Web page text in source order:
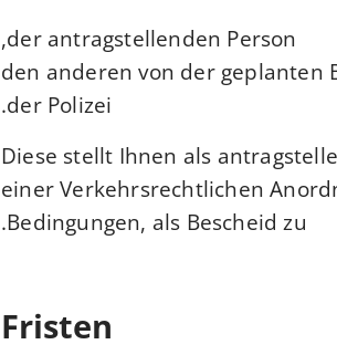
der antragstellenden Person,
den anderen von der
der Polizei.
Diese stellt Ihnen als
einer Verkehrsrechtlichen
Bedingungen, als Bescheid zu.
Fristen